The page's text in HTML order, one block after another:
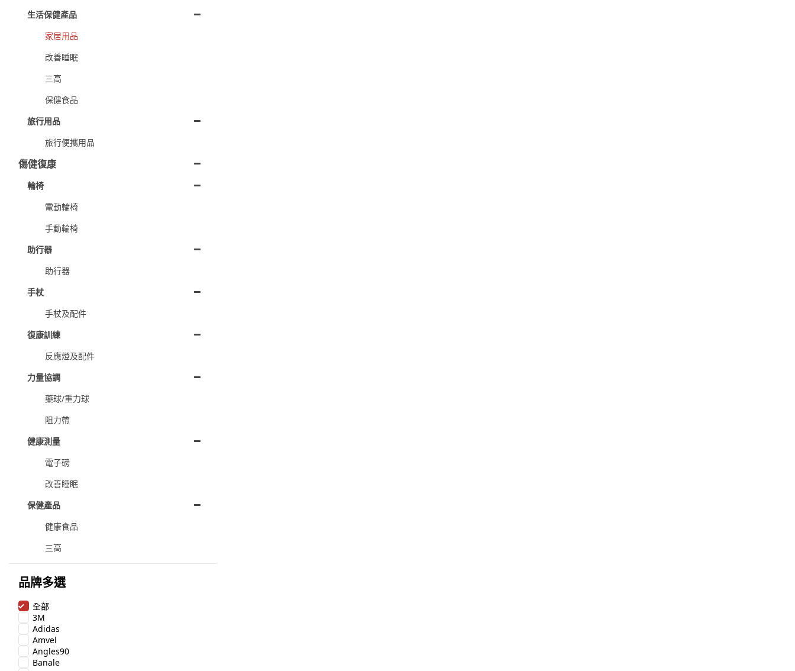
生活保健產品
家居用品
改善睡眠
三高
保健食品
旅行用品
旅行便攜用品
傷健復康
輪椅
電動輪椅
手動輪椅
助行器
助行器
手杖
手杖及配件
復康訓練
反應燈及配件
力量協調
藥球/重力球
阻力帶
健康測量
電子磅
改善睡眠
保健產品
健康食品
三高
品牌多選
全部
3M
Adidas
Amvel
Angles90
Banale